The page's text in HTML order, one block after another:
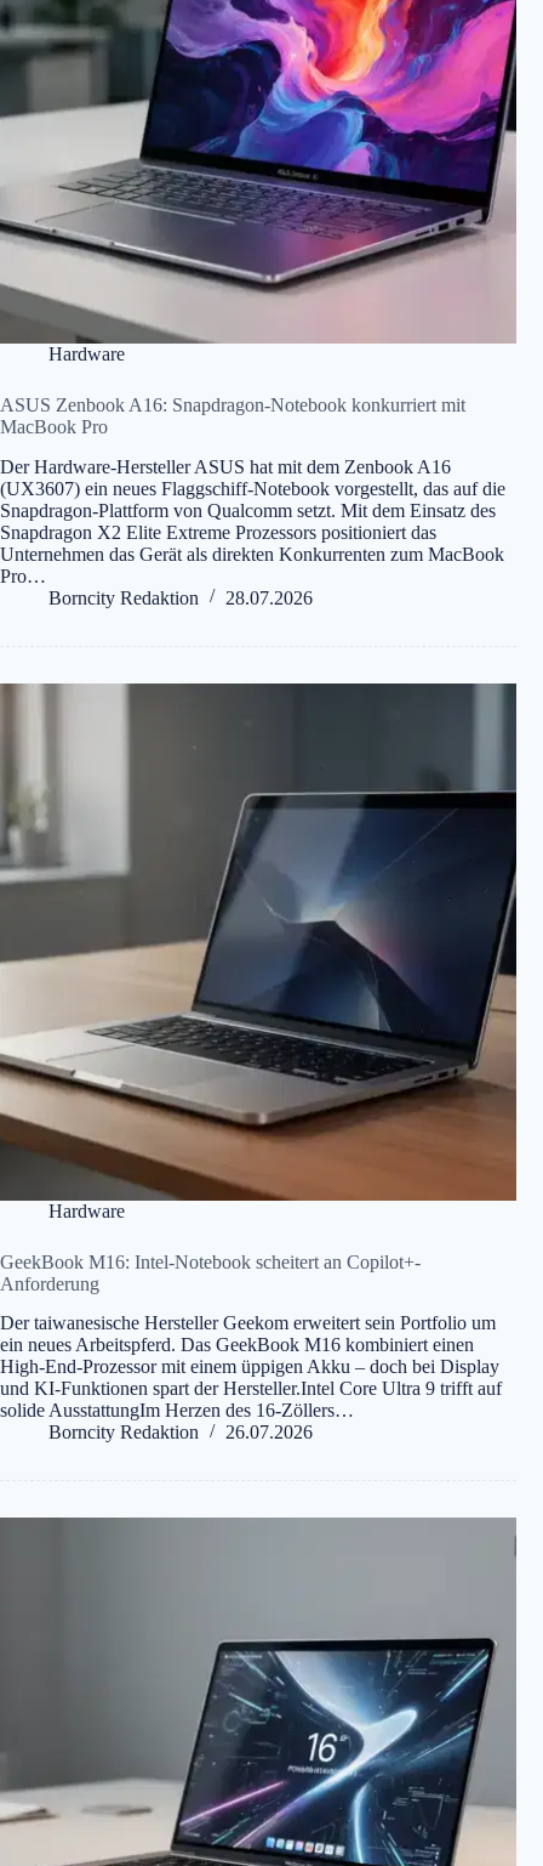
Hardware
ASUS Zenbook A16: Snapdragon-Notebook konkurriert mit
MacBook Pro
Der Hardware-Hersteller ASUS hat mit dem Zenbook A16
(UX3607) ein neues Flaggschiff-Notebook vorgestellt, das auf die
Snapdragon-Plattform von Qualcomm setzt. Mit dem Einsatz des
Snapdragon X2 Elite Extreme Prozessors positioniert das
Unternehmen das Gerät als direkten Konkurrenten zum MacBook
Pro…
Borncity Redaktion
28.07.2026
Hardware
GeekBook M16: Intel-Notebook scheitert an Copilot+-
Anforderung
Der taiwanesische Hersteller Geekom erweitert sein Portfolio um
ein neues Arbeitspferd. Das GeekBook M16 kombiniert einen
High-End-Prozessor mit einem üppigen Akku – doch bei Display
und KI-Funktionen spart der Hersteller.Intel Core Ultra 9 trifft auf
solide AusstattungIm Herzen des 16-Zöllers…
Borncity Redaktion
26.07.2026